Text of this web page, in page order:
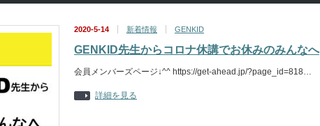
2020-5-14 新着情報 GENKID
GENKID先生からコロナ休講でお休みのみんなへ
会員メンバーズページ↓^^ https://get-ahead.jp/?page_id=818…
詳細を見る